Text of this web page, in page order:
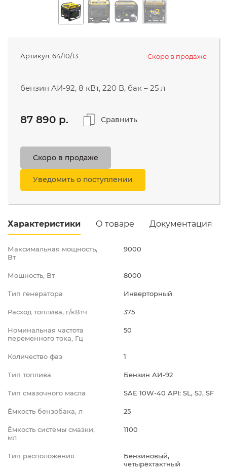
бесплатно с мобильного
take@utake.ru
МОЙКИ ВЫСОКОГО ДАВЛЕНИЯ
+ 2
Артикул: 64/10/13 Скоро в продаже
бензин АИ-92, 8 кВт, 220 В, бак – 25 л
87 890 p. Сравнить
Скоро в продаже
Уведомить о поступлении
Характеристики О товаре Документация
Максимальная мощность,
Вт
9000
Мощность, Вт 8000
Тип генератора Инверторный
Расход топлива, г/кВтч 375
Номинальная частота
переменного тока, Гц
50
Количество фаз 1
Тип топлива Бензин АИ-92
Тип смазочного масла SAE 10W-40 API: SL, SJ, SF
Ёмкость бензобака, л 25
Ёмкость системы смазки,
мл
1100
Тип расположения
Бензиновый,
четырёхтактный